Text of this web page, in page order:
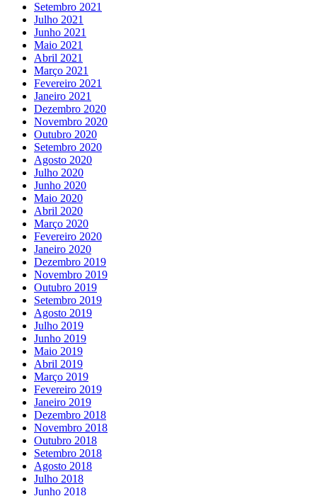
Setembro 2021
Julho 2021
Junho 2021
Maio 2021
Abril 2021
Março 2021
Fevereiro 2021
Janeiro 2021
Dezembro 2020
Novembro 2020
Outubro 2020
Setembro 2020
Agosto 2020
Julho 2020
Junho 2020
Maio 2020
Abril 2020
Março 2020
Fevereiro 2020
Janeiro 2020
Dezembro 2019
Novembro 2019
Outubro 2019
Setembro 2019
Agosto 2019
Julho 2019
Junho 2019
Maio 2019
Abril 2019
Março 2019
Fevereiro 2019
Janeiro 2019
Dezembro 2018
Novembro 2018
Outubro 2018
Setembro 2018
Agosto 2018
Julho 2018
Junho 2018